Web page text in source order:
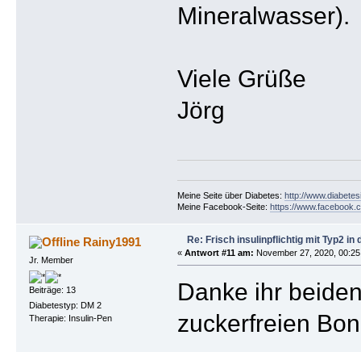
Mineralwasser).
Viele Grüße
Jörg
Meine Seite über Diabetes: http://
Meine Facebook-Seite: https://
Rainy1991
Jr. Member
Beiträge: 13
Diabetestyp: DM 2
Therapie: Insulin-Pen
Re: Frisch insulinpflichtig mit Typ2 in
« Antwort #11 am: November 27, 2020,
Danke ihr
zuckerfreien